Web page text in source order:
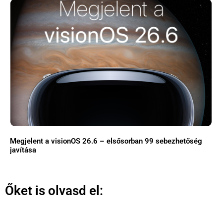
Megjelent a visionOS 26.6 – elsősorban 99 sebezhetőség
javítása
Őket is olvasd el: